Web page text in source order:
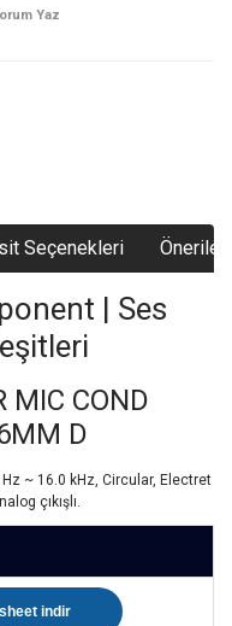
Yaz
Seçenekleri
| Ses
MIC COND
D
~ 16.0 kHz, Circular, Electret
çıkışlı.
indir